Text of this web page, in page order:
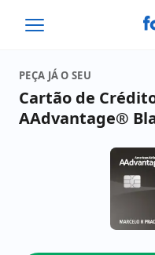
PEÇA JÁ O SEU
Cartão de
AAdvantage®